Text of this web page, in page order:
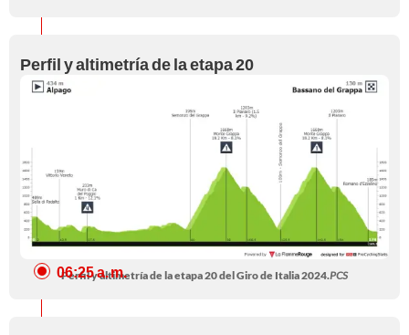
Perfil y altimetría de la etapa 20
Perfil y altimetría de la etapa 20 del Giro de Italia 2024.PCS
06:25 a. m.